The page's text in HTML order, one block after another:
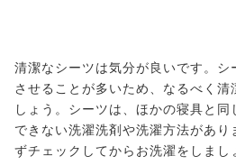
清潔なシーツは気分が良いです。
させることが多いため、なるべく清
しょう。シーツは、ほかの寝具と
できない洗濯洗剤や洗濯方法があ
ずチェックしてからお洗濯をしまし